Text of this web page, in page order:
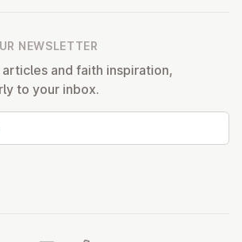
NEWSLETTER
and faith inspiration,
to your inbox.